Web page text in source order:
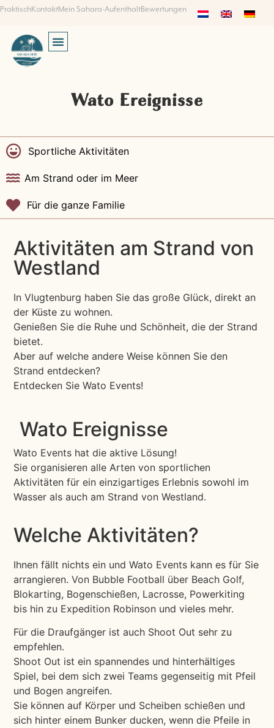
PraktischKontaktMein Sahara-AufenthaltBewertungen
Wato Ereignisse
Sportliche Aktivitäten
Am Strand oder im Meer
Für die ganze Familie
Aktivitäten am Strand von
Westland
In Vlugtenburg haben Sie das große Glück, direkt an
der Küste zu wohnen.
Genießen Sie die Ruhe und Schönheit, die der Strand
bietet.
Aber auf welche andere Weise können Sie den
Strand entdecken?
Entdecken Sie Wato Events!
Wato Ereignisse
Wato Events hat die aktive Lösung!
Sie organisieren alle Arten von sportlichen
Aktivitäten für ein einzigartiges Erlebnis sowohl im
Wasser als auch am Strand von Westland.
Welche Aktivitäten?
Ihnen fällt nichts ein und Wato Events kann es für Sie
arrangieren. Von Bubble Football über Beach Golf,
Blokarting, Bogenschießen, Lacrosse, Powerkiting
bis hin zu Expedition Robinson und vieles mehr.
Für die Draufgänger ist auch Shoot Out sehr zu
empfehlen.
Shoot Out ist ein spannendes und hinterhältiges
Spiel, bei dem sich zwei Teams gegenseitig mit Pfeil
und Bogen angreifen.
Sie können auf Körper und Scheiben schießen und
sich hinter einem Bunker ducken, wenn die Pfeile in